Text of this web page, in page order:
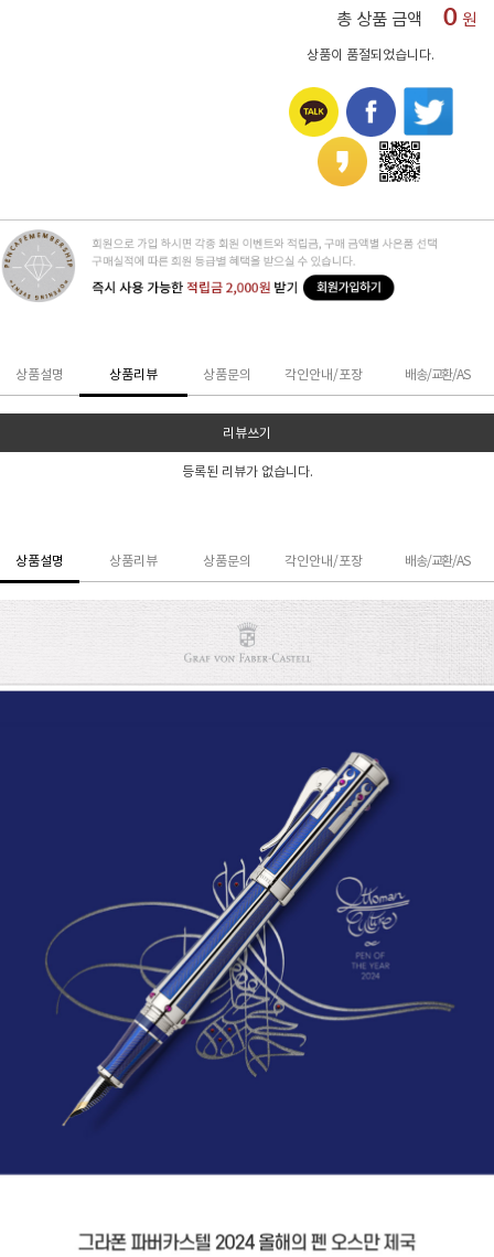
총 상품 금액 0 원
상품이 품절되었습니다.
상품설명 상품리뷰 상품문의 각인안내/포장 배송/교환/AS
리뷰쓰기
등록된 리뷰가 없습니다.
상품설명 상품리뷰 상품문의 각인안내/포장 배송/교환/AS